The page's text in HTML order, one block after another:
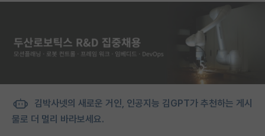
김박사넷의 새로운 거인, 인공지능 김GPT가 추천하는 게시
물로 더 멀리 바라보세요.